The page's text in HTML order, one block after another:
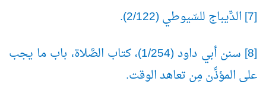
[7] الدِّيباج للسّيوطي (2/122).
[8] سنن أبي داود (1/254)، كتاب الصَّلاة، باب ما يجب
على المؤذِّن مِن تعاهد الوقت.